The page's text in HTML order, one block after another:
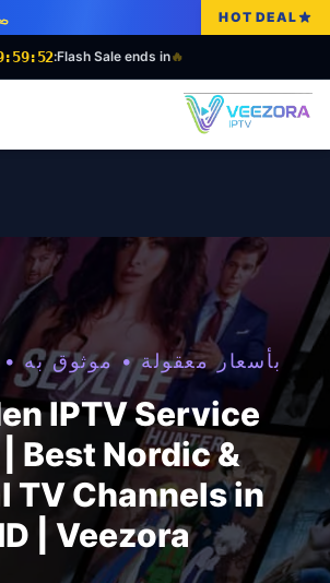
HOT DEAL
🔥
Flash Sale ends in:
بأسعار معقولة • موثوق به •
IPTV Service
Nordic &
TV Channels in
| Veezora